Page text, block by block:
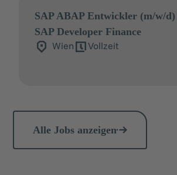
SAP ABAP Entwickler (m/w/d)
SAP Developer Finance
Wien
Vollzeit
Alle Jobs anzeigen